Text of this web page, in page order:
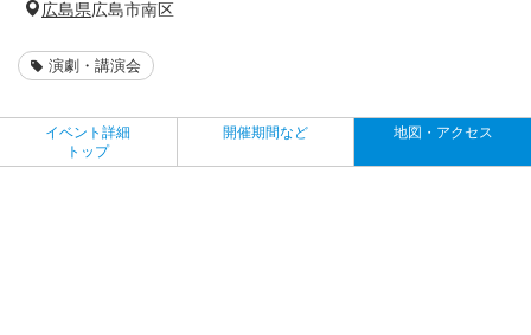
広島県広島市南区
演劇・講演会
イベント詳細
トップ
開催期間など 地図・アクセス